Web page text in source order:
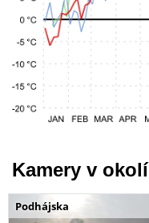
Kamery v okolí
Podhájska